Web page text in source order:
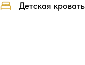
Детская кровать